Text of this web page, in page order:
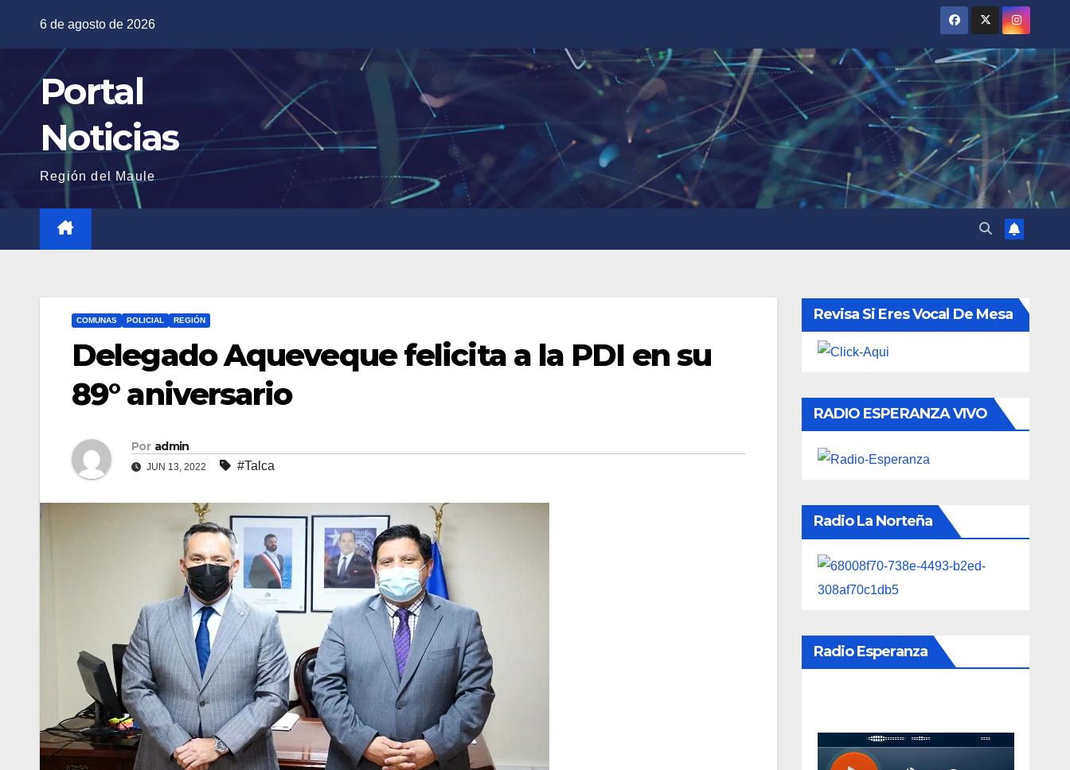
contenido
6 de agosto de 2026
Portal
Noticias
Región del Maule
COMUNAS POLICIAL REGIÓN
Delegado Aqueveque felicita a la PDI en su
89° aniversario
Por admin
JUN 13, 2022 #Talca
Revisa Si Eres Vocal De Mesa
RADIO ESPERANZA VIVO
Radio La Norteña
Radio Esperanza